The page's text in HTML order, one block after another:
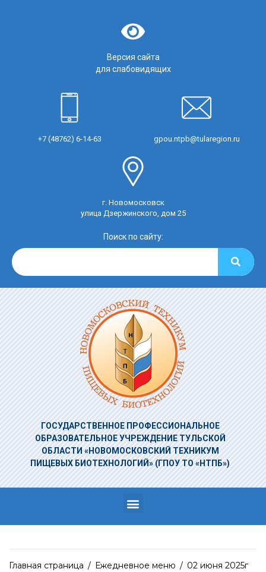
Версия сайта
для слабовидящих
+7 (48762) 6-14-63 gpou.ntpb@tularegion.ru
г. Новомосковск
улица Дзержинского, дом 25
Поиск по сайту:
ГОСУДАРСТВЕННОЕ ПРОФЕССИОНАЛЬНОЕ
ОБРАЗОВАТЕЛЬНОЕ УЧРЕЖДЕНИЕТУЛЬСКОЙ
ОБЛАСТИ «НОВОМОСКОВСКИЙ ТЕХНИКУМ
ПИЩЕВЫХ БИОТЕХНОЛОГИЙ» (ГПОУ ТО «НТПБ»)
Главная страница / Ежедневное меню / 02 июня 2025г